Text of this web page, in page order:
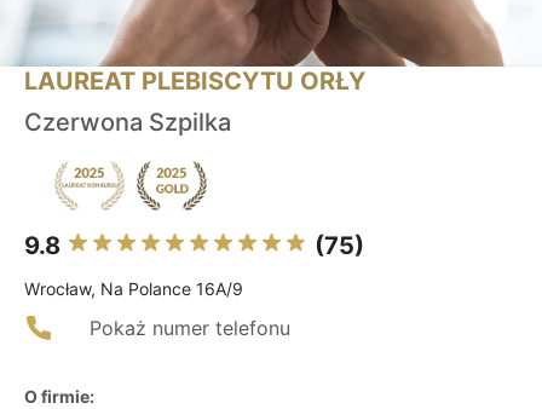
LAUREAT PLEBISCYTU ORŁY
Czerwona Szpilka
9.8 (75)
Wrocław, Na Polance 16A/9
Pokaż numer telefonu
O firmie: